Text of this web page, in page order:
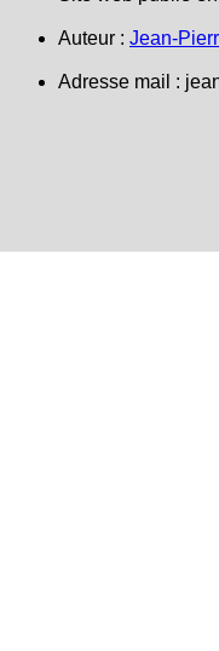
Auteur : Jean-
Adresse mail :